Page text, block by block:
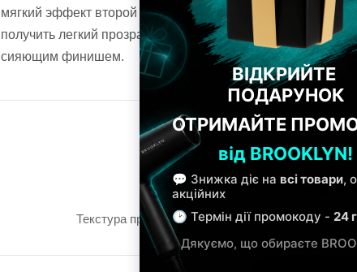
мягкий эффект второй кожи, а жидкие формулы позволяют
получить легкий прозрачный оттенок с естественным или
сияющим финишем.
ФОРМАТЫ
Текстура продукта влияет на интенсивность